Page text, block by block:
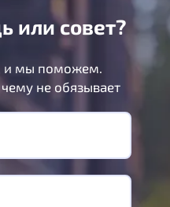
или совет?
и мы поможем.
не обязывает